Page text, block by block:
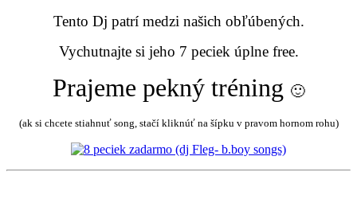
Tento Dj patrí medzi našich obľúbených.
Vychutnajte si jeho 7 peciek úplne free.
Prajeme pekný tréning 🙂
(ak si chcete stiahnuť song, stačí kliknúť na šípku v pravom hornom rohu)